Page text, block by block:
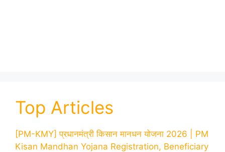
Top Articles
[PM-KMY] प्रधानमंत्री किसान मानधन योजना 2026 | PM
Kisan Mandhan Yojana Registration, Beneficiary